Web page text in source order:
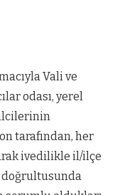
Vali ve
odası, yerel
tarafından, her
ivedilikle il/ilçe
doğrultusunda